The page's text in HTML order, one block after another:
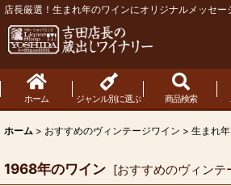
店長厳選！生まれ年のワインにオリジナルメッセー
ホーム ジャンル別に選ぶ 商品検索
ホーム > おすすめのヴィンテージワイン > 生まれ
1968年のワイン [おすすめのヴィンテ